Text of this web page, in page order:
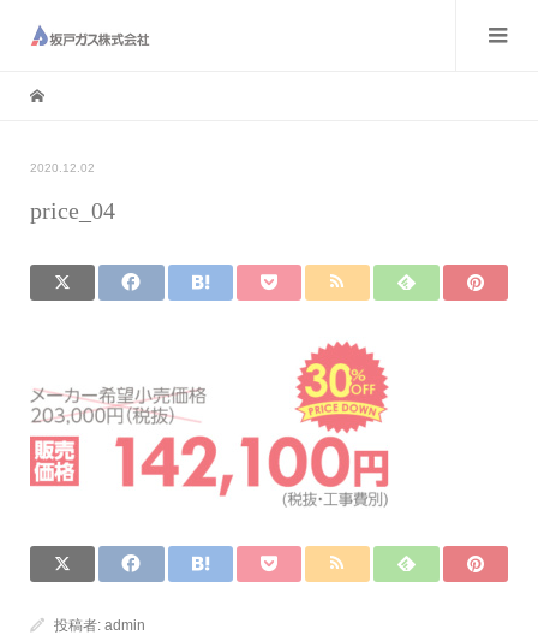
2020.12.02
price_04
投稿者: admin